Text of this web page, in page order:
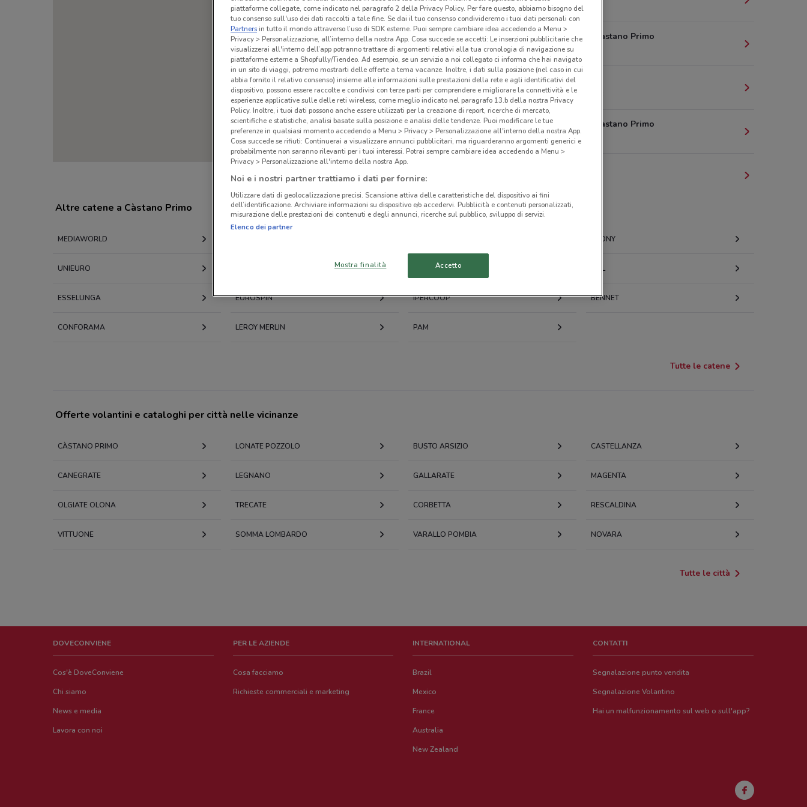
Hai trovato informazioni mancanti o errate su un negozio?
38 m
Piazza Mazzini, 37 Castano Primo
39 m
Piazza Mazzini, 37
0.0386701013627218
Piazza Mazzini, 37 Castano Primo
39 m
PIAZZA MAZZINI, 37 Castano Primo
Piazza Giuseppe Mazzini, 25 Castano Primo
Corso S. Rocco, 3
Piazza Mazzini, 76 Castano Primo
Altre catene a Càstano Primo
MEDIAWORLD TRONY
UNIEURO CONAD LIDL
ESSELUNGA EUROSPIN IPERCOOP BENNET
CONFORAMA LEROY MERLIN PAM
Tutte le catene
Offerte volantini e cataloghi per città nelle vicinanze
CÀSTANO PRIMO LONATE POZZOLO BUSTO ARSIZIO CASTELLANZA
CANEGRATE LEGNANO GALLARATE MAGENTA
OLGIATE OLONA TRECATE CORBETTA RESCALDINA
VITTUONE SOMMA LOMBARDO VARALLO POMBIA NOVARA
Tutte le città
DOVECONVIENE
Cos'è DoveConviene
Chi siamo
News e media
Lavora con noi
PER LE AZIENDE
Cosa facciamo
Richieste commerciali e marketing
INTERNATIONAL
Brazil
Mexico
France
Australia
New Zealand
CONTATTI
Segnalazione punto vendita
Segnalazione Volantino
Hai un malfunzionamento sul web o sull'app?
piattaforme collegate, come indicato nel paragrafo 2 della Privacy Policy. Per fare questo, abbiamo bisogno del
tuo consenso sull'uso dei dati raccolti a tale fine. Se dai il tuo consenso condivideremo i tuoi dati personali con
Partnersin tutto il mondo attraverso l’uso di SDK esterne. Puoi sempre cambiare idea accedendo a Menu >
Privacy > Personalizzazione, all’interno della nostra App. Cosa succede se accetti: Le inserzioni pubblicitarie che
visualizzerai all'interno dell’app potranno trattare di argomenti relativi alla tua cronologia di navigazione su
piattaforme esterne a Shopfully/Tiendeo. Ad esempio, se un servizio a noi collegato ci informa che hai navigato
in un sito di viaggi, potremo mostrarti delle offerte a tema vacanze. Inoltre, i dati sulla posizione (nel caso in cui
abbia fornito il relativo consenso) insieme alle informazioni sulle prestazioni della rete e agli identificativi del
dispositivo, possono essere raccolte e condivisi con terze parti per comprendere e migliorare la connettività e le
esperienze applicative sulle delle reti wireless, come meglio indicato nel paragrafo 13.b della nostra Privacy
Policy. Inoltre, i tuoi dati possono anche essere utilizzati per la creazione di report, ricerche di mercato,
scientifiche e statistiche, analisi basate sulla posizione e analisi delle tendenze. Puoi modificare le tue
preferenze in qualsiasi momento accedendo a Menu > Privacy > Personalizzazione all'interno della nostra App.
Cosa succede se rifiuti: Continuerai a visualizzare annunci pubblicitari, ma riguarderanno argomenti generici e
probabilmente non saranno rilevanti per i tuoi interessi. Potrai sempre cambiare idea accedendo a Menu >
Privacy > Personalizzazione all'interno della nostra App.
Noi e i nostri partner trattiamo i dati per fornire:
Utilizzare dati di geolocalizzazione precisi. Scansione attiva delle caratteristiche del dispositivo ai fini
dell’identificazione. Archiviare informazioni su dispositivo e/o accedervi. Pubblicità e contenuti personalizzati,
misurazione delle prestazioni dei contenuti e degli annunci, ricerche sul pubblico, sviluppo di servizi.
Elenco dei partner
Mostra finalità Accetto